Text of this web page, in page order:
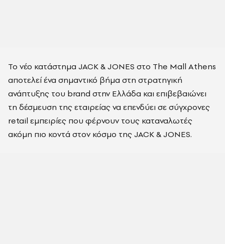
Το νέο κατάστημα JACK & JONES στο The Mall Athens
αποτελεί ένα σημαντικό βήμα στη στρατηγική
ανάπτυξης του brand στην Ελλάδα και επιβεβαιώνει
τη δέσμευση της εταιρείας να επενδύει σε σύγχρονες
retail εμπειρίες που φέρνουν τους καταναλωτές
ακόμη πιο κοντά στον κόσμο της JACK & JONES.